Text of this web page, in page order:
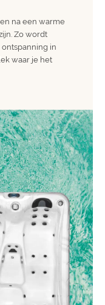
na een warme
Zo wordt
in
waar je het